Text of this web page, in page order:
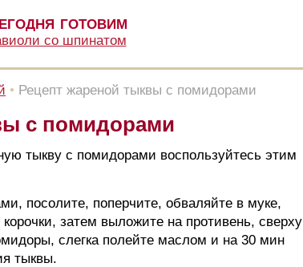
готовим
со шпинатом
• Рецепт жареной тыквы с помидорами
с помидорами
тыкву с помидорами воспользуйтесь этим
посолите, поперчите, обваляйте в муке,
затем выложите на противень, сверху
слегка полейте маслом и на 30 мин
тыквы.